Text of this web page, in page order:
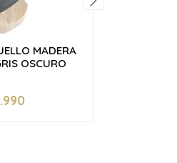
MADERA
OSCURO
+